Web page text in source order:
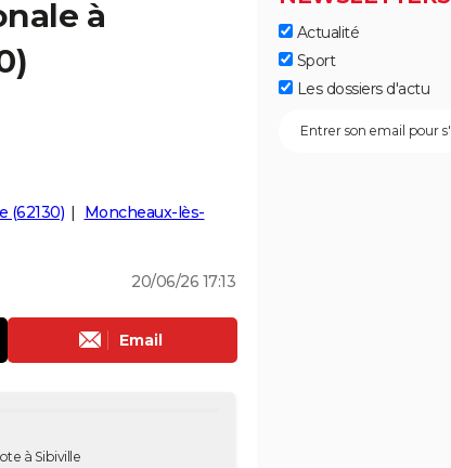
à
(62130)
Moncheaux-lès-
20/06/26 17:13
Email
à Sibiville
Actualité
Sport
Les dossiers d'actu